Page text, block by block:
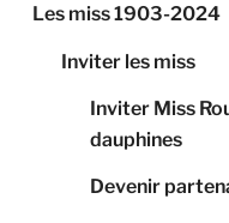
Les miss 1903-2024
Inviter les miss
Inviter Miss
dauphines
Devenir